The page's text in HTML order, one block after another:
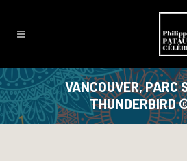
VANCOUVER, PARC
THUNDERBIRD